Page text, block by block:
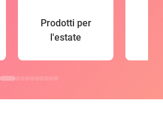
Prodotti per
l'estate